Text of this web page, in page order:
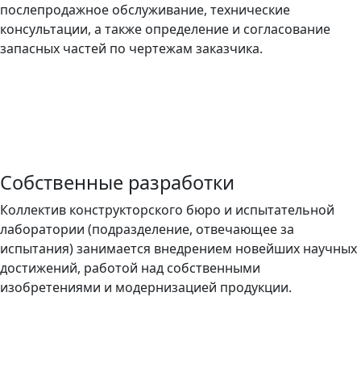
послепродажное обслуживание, технические
консультации, а также определение и согласование
запасных частей по чертежам заказчика.
Собственные разработки
Коллектив конструкторского бюро и испытательной
лаборатории (подразделение, отвечающее за
испытания) занимается внедрением новейших научных
достижений, работой над собственными
изобретениями и модернизацией продукции.